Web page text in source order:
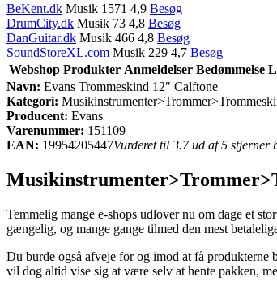
BeKent.dk Musik 1571 4,9 Besøg
DrumCity.dk Musik 73 4,8 Besøg
DanGuitar.dk Musik 466 4,8 Besøg
SoundStoreXL.com Musik 229 4,7 Besøg
Webshop Produkter Anmeldelser Bedømmelse
Navn: Evans Trommeskind 12″ Calftone
Kategori:
Producent: Evans
Varenummer: 151109
EAN: 19954205447Vurderet til 3.7 ud af 5 stjerner
Temmelig mange e-shops udlover nu om dage et
gængelig, og mange gange tilmed den mest
Du burde også afveje for og imod at få
vil dog altid vise sig at være selv at hente pakken,